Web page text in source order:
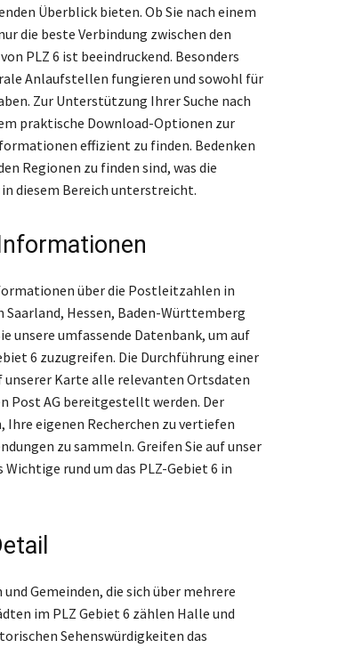
Überblick bieten. Ob Sie nach einem
die beste Verbindung zwischen den
PLZ 6 ist beeindruckend. Besonders
Anlaufstellen fungieren und sowohl für
Zur Unterstützung Ihrer Suche nach
praktische Download-Optionen zur
effizient zu finden. Bedenken
Regionen zu finden sind, was die
diesem Bereich unterstreicht.
über die Postleitzahlen in
Saarland, Hessen, Baden-Württemberg
unsere umfassende Datenbank, um auf
6 zuzugreifen. Die Durchführung einer
unserer Karte alle relevanten Ortsdaten
Post AG bereitgestellt werden. Der
eigenen Recherchen zu vertiefen
zu sammeln. Greifen Sie auf unser
rund um das PLZ-Gebiet 6 in
Gemeinden, die sich über mehrere
im PLZ Gebiet 6 zählen Halle und
Sehenswürdigkeiten das